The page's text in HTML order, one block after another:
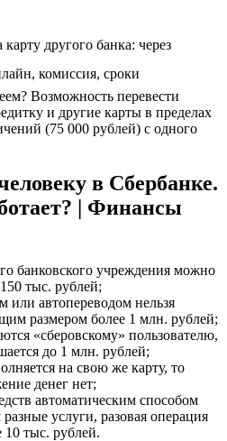
другого банка: через
комиссия, сроки
Возможность перевести
и другие карты в пределах
(75 000 рублей) с одного
в Сбербанке.
| Финансы
банковского учреждения можно
тыс. рублей;
или автопереводом нельзя
размером более 1 млн. рублей;
«сберовскому» пользователю,
до 1 млн. рублей;
на свою же карту, то
денег нет;
автоматическим способом
услуги, разовая операция
10 тыс. рублей.